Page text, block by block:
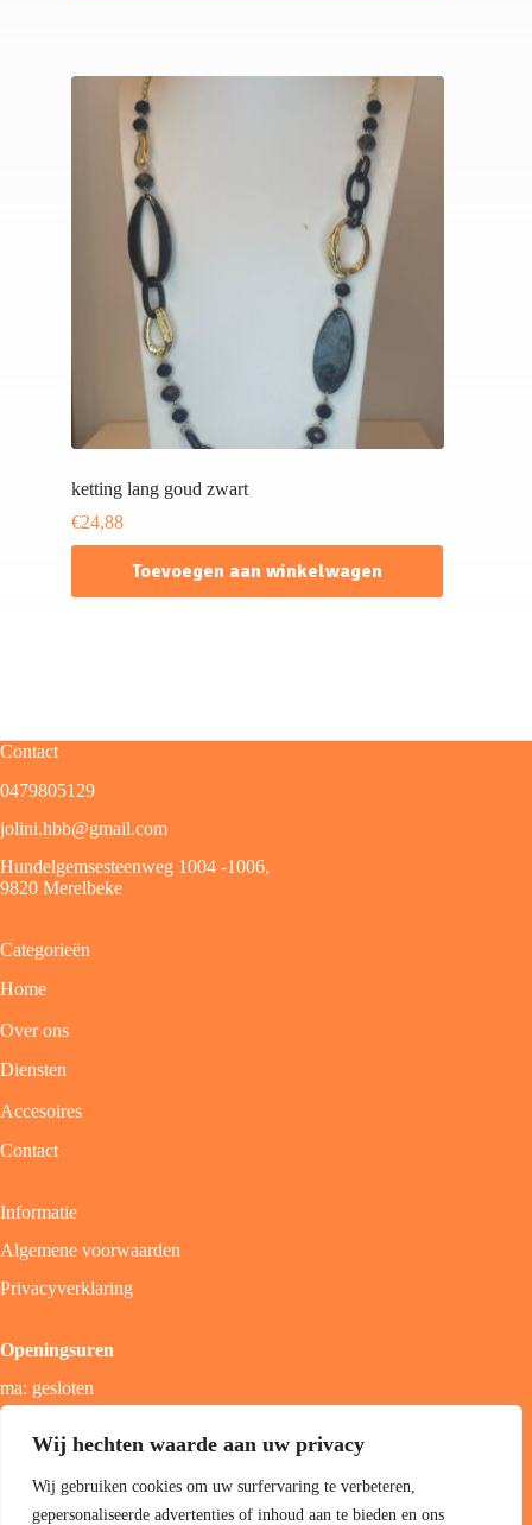
Wij hechten waarde aan uw privacy
Wij gebruiken cookies om uw surfervaring te verbeteren,
gepersonaliseerde advertenties of inhoud aan te bieden en ons
ketting lang goud zwart
€24,88
Toevoegen aan winkelwagen
Contact
0479805129
jolini.hbb@gmail.com
Hundelgemsesteenweg 1004 -1006,
9820 Merelbeke
Categorieën
Home
Over ons
Diensten
Accesoires
Contact
Informatie
Algemene voorwaarden
Privacyverklaring
Openingsuren
ma: gesloten
zon; gesloten